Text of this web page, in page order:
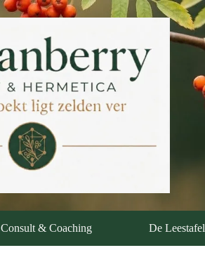
Consult & Coaching De Leestafel